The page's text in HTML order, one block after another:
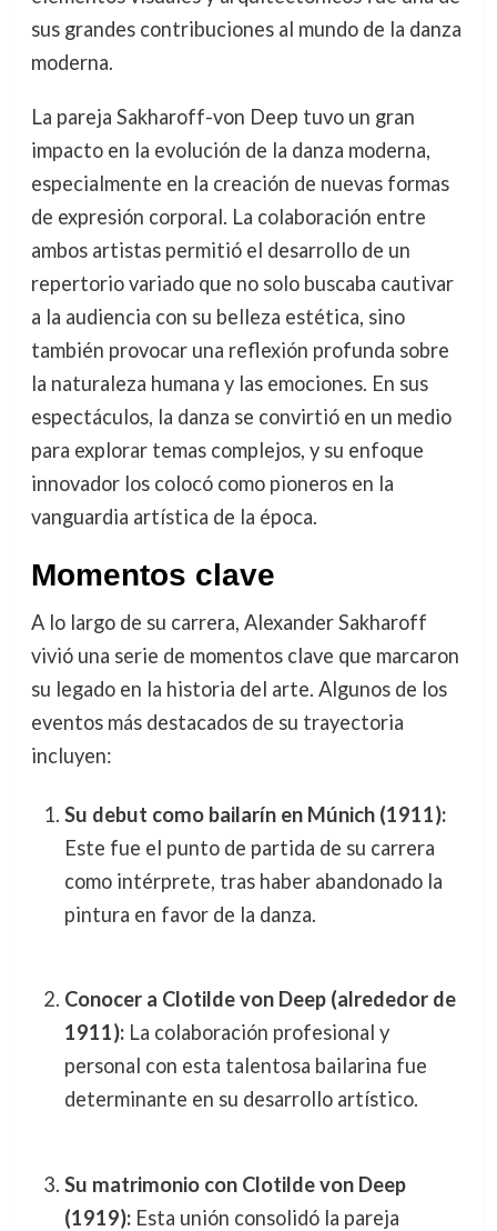
sus grandes contribuciones al mundo de la danza
moderna.
La pareja Sakharoff-von Deep tuvo un gran
impacto en la evolución de la danza moderna,
especialmente en la creación de nuevas formas
de expresión corporal. La colaboración entre
ambos artistas permitió el desarrollo de un
repertorio variado que no solo buscaba cautivar
a la audiencia con su belleza estética, sino
también provocar una reflexión profunda sobre
la naturaleza humana y las emociones. En sus
espectáculos, la danza se convirtió en un medio
para explorar temas complejos, y su enfoque
innovador los colocó como pioneros en la
vanguardia artística de la época.
Momentos clave
A lo largo de su carrera, Alexander Sakharoff
vivió una serie de momentos clave que marcaron
su legado en la historia del arte. Algunos de los
eventos más destacados de su trayectoria
incluyen:
Su debut como bailarín en Múnich (1911):
Este fue el punto de partida de su carrera
como intérprete, tras haber abandonado la
pintura en favor de la danza.
Conocer a Clotilde von Deep (alrededor de
1911):La colaboración profesional y
personal con esta talentosa bailarina fue
determinante en su desarrollo artístico.
Su matrimonio con Clotilde von Deep
(1919):Esta unión consolidó la pareja